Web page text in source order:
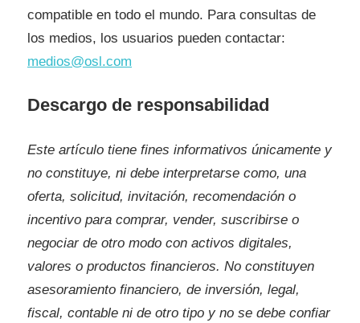
compatible en todo el mundo. Para consultas de
los medios, los usuarios pueden contactar:
medios@osl.com
Descargo de responsabilidad
Este artículo tiene fines informativos únicamente y
no constituye, ni debe interpretarse como, una
oferta, solicitud, invitación, recomendación o
incentivo para comprar, vender, suscribirse o
negociar de otro modo con activos digitales,
valores o productos financieros. No constituyen
asesoramiento financiero, de inversión, legal,
fiscal, contable ni de otro tipo y no se debe confiar